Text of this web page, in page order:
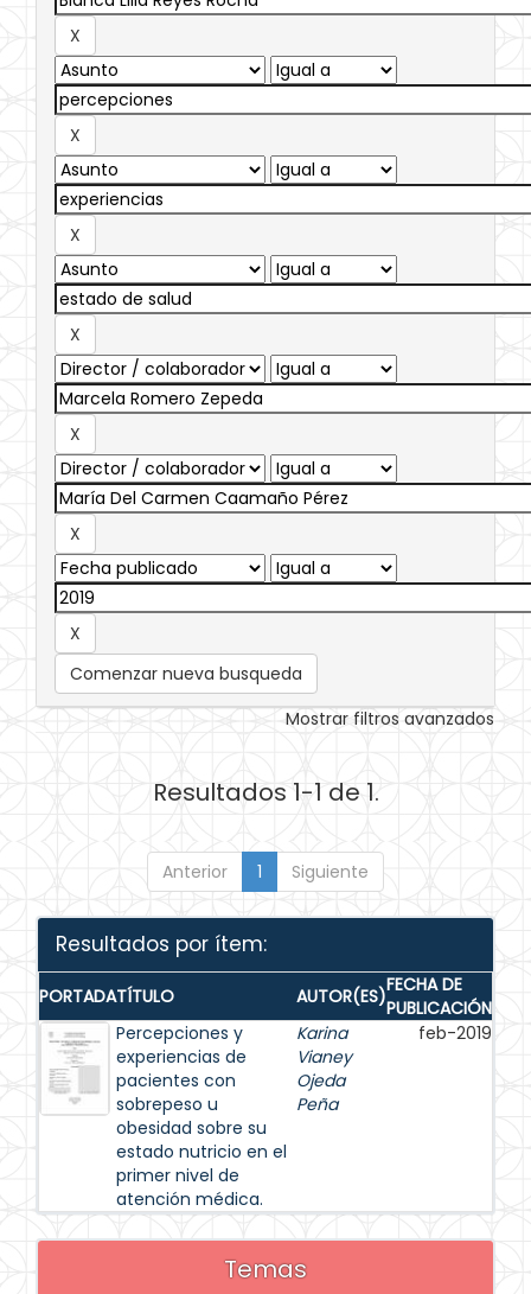
Comenzar nueva busqueda
Mostrar filtros avanzados
Resultados 1-1 de 1.
Anterior 1 Siguiente
Resultados por ítem:
PORTADATÍTULO AUTOR(ES)FECHA DE
PUBLICACIÓN
Percepciones y
experiencias de
pacientes con
sobrepeso u
obesidad sobre su
estado nutricio en el
primer nivel de
atención médica.
Karina
Vianey
Ojeda
Peña
feb-2019
Temas